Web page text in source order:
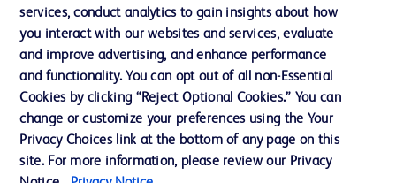
당사로 문의하기
쿠키 기본 설정
개인정보
이용 약관
개인정보처리방침
services, conduct analytics to gain insights about how
you interact with our websites and services, evaluate
and improve advertising, and enhance performance
and functionality. You can opt out of all non-Essential
Cookies by clicking “Reject Optional Cookies.” You can
change or customize your preferences using the Your
Privacy Choices link at the bottom of any page on this
site. For more information, please review our Privacy